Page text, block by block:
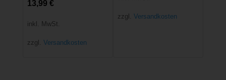
13,99 €
inkl. MwSt.
zzgl. Versandkosten
zzgl. Versandkosten